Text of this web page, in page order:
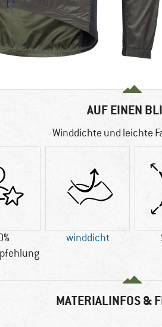
AUF EINEN
Winddichte und leichte
winddicht
MATERIALINFOS &